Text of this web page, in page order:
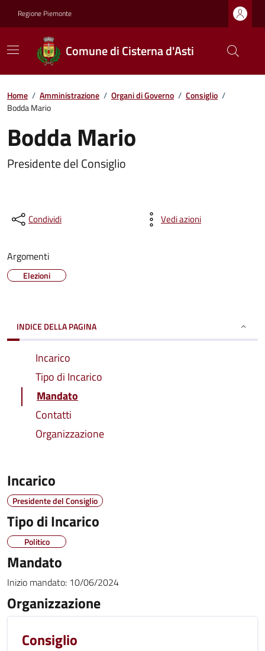
Regione Piemonte
Comune di Cisterna d'Asti
Home / Amministrazione / Organi di Governo / Consiglio /
Bodda Mario
Bodda Mario
Presidente del Consiglio
Condividi Vedi azioni
Argomenti
Elezioni
INDICE DELLA PAGINA
Incarico
Tipo di Incarico
Mandato
Contatti
Organizzazione
Incarico
Presidente del Consiglio
Tipo di Incarico
Politico
Mandato
Inizio mandato: 10/06/2024
Organizzazione
Consiglio